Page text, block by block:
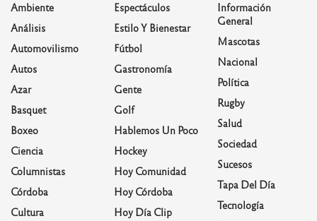
Ambiente
Análisis
Automovilismo
Autos
Azar
Basquet
Boxeo
Ciencia
Columnistas
Córdoba
Cultura
Espectáculos
Estilo Y Bienestar
Fútbol
Gastronomía
Gente
Golf
Hablemos Un Poco
Hockey
Hoy Comunidad
Hoy Córdoba
Hoy Día Clip
Información
General
Mascotas
Nacional
Política
Rugby
Salud
Sociedad
Sucesos
Tapa Del Día
Tecnología